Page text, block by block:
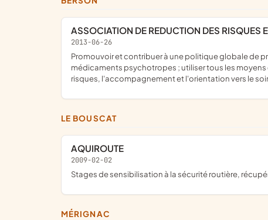
ASSOCIATION DE REDUCTION DES
2013-06-26
promouvoir et contribuer à une politique globale de prévention des risques et des dommages des usages, usages détournés et mésusages d'alcool, drogues illicites et
médicaments psychotropes ; utiliser tous les
risques, l'accompagnement et l'orientation vers le
LE BOUSCAT
AQUIROUTE
2009-02-02
stages de sensibilisation à la sécurité routière,
MÉRIGNAC